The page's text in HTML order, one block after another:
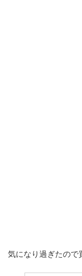
気になり過ぎたので